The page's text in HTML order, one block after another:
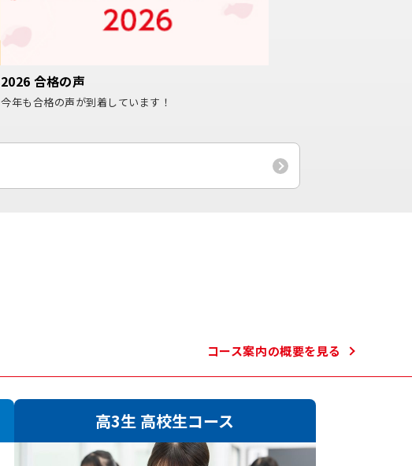
2026 合格の声
今年も合格の声が到着しています！
コース案内の概要を見る
高3生 高校生コース